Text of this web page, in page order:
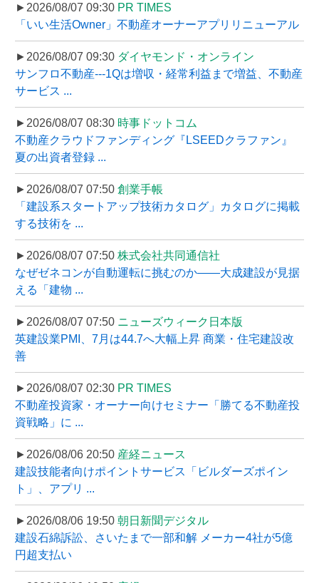
►2026/08/07 09:30 PR TIMES
「いい生活Owner」不動産オーナーアプリリニューアル
►2026/08/07 09:30 ダイヤモンド・オンライン
サンフロ不動産---1Qは増収・経常利益まで増益、不動産
サービス ...
►2026/08/07 08:30 時事ドットコム
不動産クラウドファンディング『LSEEDクラファン』
夏の出資者登録 ...
►2026/08/07 07:50 創業手帳
「建設系スタートアップ技術カタログ」カタログに掲載
する技術を ...
►2026/08/07 07:50 株式会社共同通信社
なぜゼネコンが自動運転に挑むのか――大成建設が見据
える「建物 ...
►2026/08/07 07:50 ニューズウィーク日本版
英建設業PMI、7月は44.7へ大幅上昇 商業・住宅建設改
善
►2026/08/07 02:30 PR TIMES
不動産投資家・オーナー向けセミナー「勝てる不動産投
資戦略」に ...
►2026/08/06 20:50 産経ニュース
建設技能者向けポイントサービス「ビルダーズポイン
ト」、アプリ ...
►2026/08/06 19:50 朝日新聞デジタル
建設石綿訴訟、さいたまで一部和解 メーカー4社が5億
円超支払い